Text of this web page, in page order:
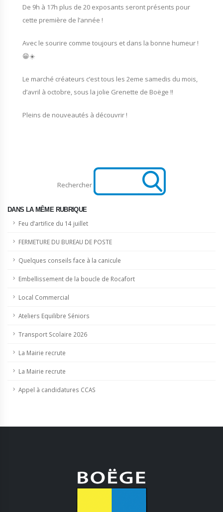
De 9h à 17h plus de 20 exposants seront présents pour
cette première de l’année !
Avec le sourire comme toujours et dans la bonne humeur !
😁☀️
Le marché créateurs c’est tous les 2eme samedis du mois,
d’avril à octobre, sous la jolie Grenette de Boëge !!
Pleins de nouveautés à découvrir !
Rechercher
DANS LA MÊME RUBRIQUE
Feu d’artifice du 14 juillet
FERMETURE DU BUREAU DE POSTE
Quelques conseils face à la canicule
Embellissement de la boucle de Rocafort
Local Commercial
Ateliers Equilibre Séniors
Transport Scolaire 2026
La Mairie recrute
La Mairie recrute
Appel à candidatures CCAS